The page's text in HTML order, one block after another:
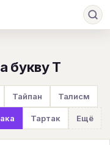
П Р
Ш Э Ю
E G
N O P
букву Т
Тайпан Талисм
Тартак Ещё